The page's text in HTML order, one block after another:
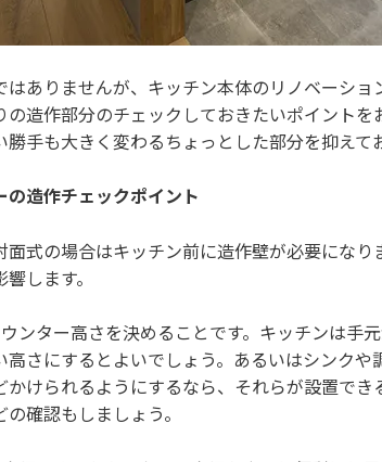
はありませんが、キッチン本体のリノベーシ
の造作部分のチェックしておきたいポイント
手も大きく変わるちょっとした部分を抑えて
造作チェックポイント
面式の場合はキッチン前に造作壁が必要にな
します。
ンター高さを決めることです。キッチンは手
高さにするとよいでしょう。あるいはシンク
かけられるようにするなら、それらが設置で
確認もしましょう。